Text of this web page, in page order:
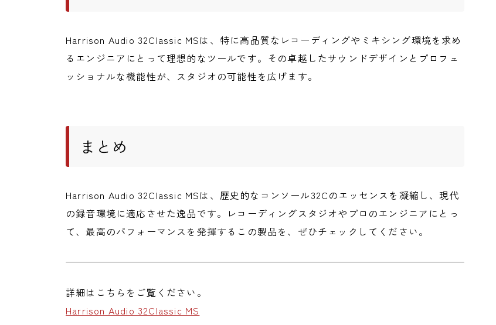
Harrison Audio 32Classic MSは、特に高品質なレコーディングやミキシング環境を求め
るエンジニアにとって理想的なツールです。その卓越したサウンドデザインとプロフェ
ッショナルな機能性が、スタジオの可能性を広げます。
まとめ
Harrison Audio 32Classic MSは、歴史的なコンソール32Cのエッセンスを凝縮し、現代
の録音環境に適応させた逸品です。レコーディングスタジオやプロのエンジニアにとっ
て、最高のパフォーマンスを発揮するこの製品を、ぜひチェックしてください。
詳細はこちらをご覧ください。
Harrison Audio 32Classic MS